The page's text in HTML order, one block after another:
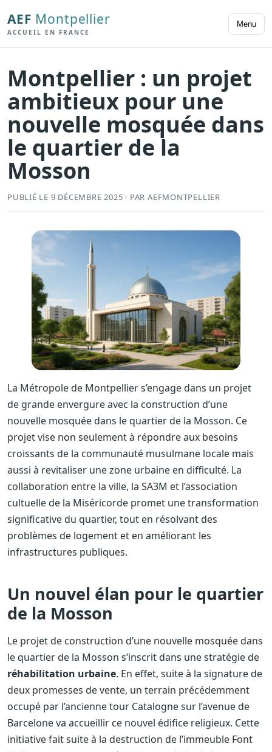
AEF Montpellier
ACCUEIL EN FRANCE
Menu
Montpellier : un projet
ambitieux pour une
nouvelle mosquée dans
le quartier de la
Mosson
PUBLIÉ LE 9 DÉCEMBRE 2025 · PAR AEFMONTPELLIER
La Métropole de Montpellier s’engage dans un projet
de grande envergure avec la construction d’une
nouvelle mosquée dans le quartier de la Mosson. Ce
projet vise non seulement à répondre aux besoins
croissants de la communauté musulmane locale mais
aussi à revitaliser une zone urbaine en difficulté. La
collaboration entre la ville, la SA3M et l’association
cultuelle de la Miséricorde promet une transformation
significative du quartier, tout en résolvant des
problèmes de logement et en améliorant les
infrastructures publiques.
Un nouvel élan pour le quartier
de la Mosson
Le projet de construction d’une nouvelle mosquée dans
le quartier de la Mosson s’inscrit dans une stratégie de
réhabilitation urbaine. En effet, suite à la signature de
deux promesses de vente, un terrain précédemment
occupé par l’ancienne tour Catalogne sur l’avenue de
Barcelone va accueillir ce nouvel édifice religieux. Cette
initiative fait suite à la destruction de l’immeuble Font